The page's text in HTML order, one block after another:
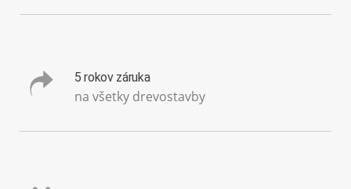
5 rokov záruka
na všetky drevostavby